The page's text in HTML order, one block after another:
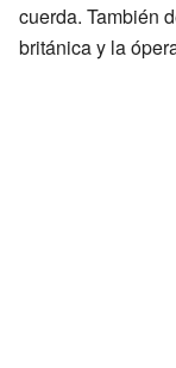
cuerda. También
británica y la